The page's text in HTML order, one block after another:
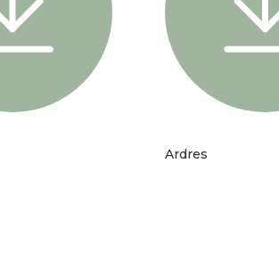
Ardres